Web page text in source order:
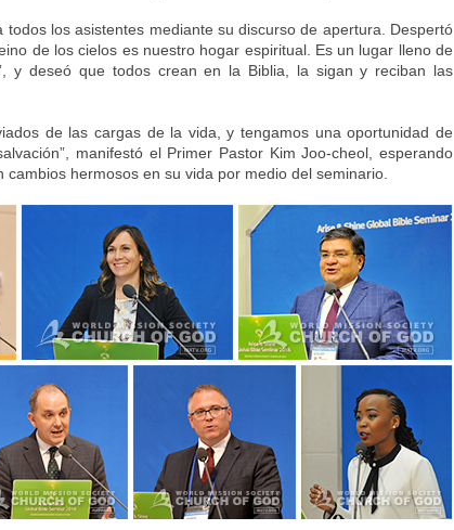
todos los asistentes mediante su discurso de apertura. Despertó
de los cielos es nuestro hogar espiritual. Es un lugar lleno de
y deseó que todos crean en la Biblia, la sigan y reciban las
de las cargas de la vida, y tengamos una oportunidad de
manifestó el Primer Pastor Kim Joo-cheol, esperando
hermosos en su vida por medio del seminario.